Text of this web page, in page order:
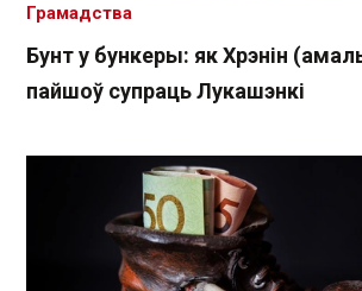
Бунт у бункеры: як Хрэнін
пайшоў супраць Лукашэнкі
Грамадства